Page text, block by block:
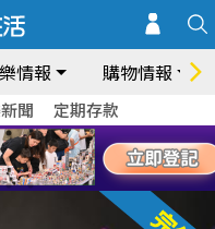
情報 購物情報
聞 定期存款